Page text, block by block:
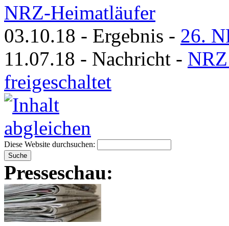
NRZ-Heimatläufer
03.10.18 - Ergebnis - 26.
11.07.18 - Nachricht -
freigeschaltet
Diese Website durchsuchen:
Presseschau: